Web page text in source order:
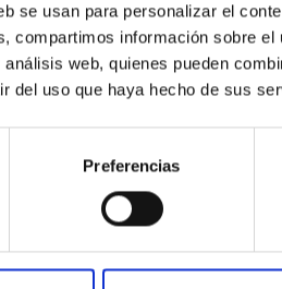
se usan para personalizar el
compartimos información sobre
web, quienes pueden
del uso que haya hecho de sus
Preferencias
Space Flight Center de la NASA
de Astrofísica de Canarias
que participan en el proyecto
Istituto Ricerche Solari Locarno
de Estocolmo (Suecia) y el
2: